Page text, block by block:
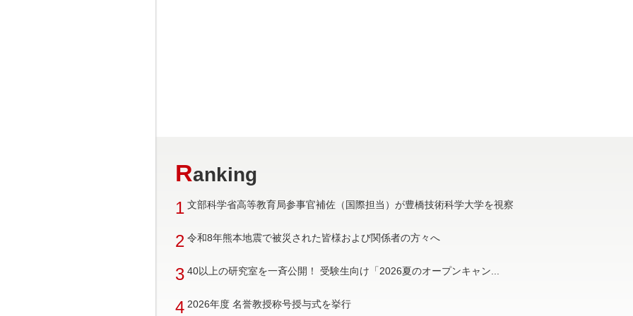
Ranking
1 文部科学省高等教育局参事官補佐（国際担当）が豊橋技術科学大学を視察
2 令和8年熊本地震で被災された皆様および関係者の方々へ
3 40以上の研究室を一斉公開！ 受験生向け「2026夏のオープンキャン...
4 2026年度 名誉教授称号授与式を挙行